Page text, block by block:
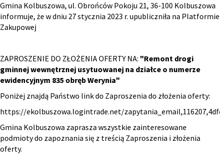
Gmina Kolbuszowa, ul. Obrońców Pokoju 21, 36-100 Kolbuszowa
informuje, że w dniu 27 stycznia 2023 r. upubliczniła na Platformie
Zakupowej
ZAPROSZENIE DO ZŁOŻENIA OFERTY NA: "Remont drogi
gminnej wewnętrznej usytuowanej na działce o numerze
ewidencyjnym 835 obręb Werynia"
Poniżej znajdą Państwo link do Zaproszenia do złożenia oferty:
https://ekolbuszowa.logintrade.net/
Gmina Kolbuszowa zaprasza wszystkie zainteresowane
podmioty do zapoznania się z treścią Zaproszenia i złożenia
oferty.